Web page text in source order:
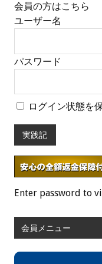
会員の方はこちら
ユーザー名
パスワード
ログイン状態を
実践記
Enter password to
会員メニュー